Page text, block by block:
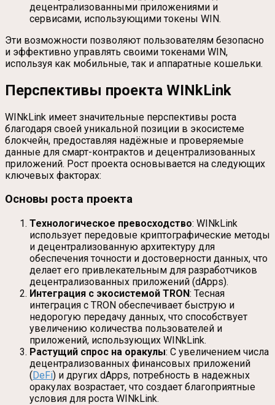
децентрализованными приложениями и
сервисами, использующими токены WIN.
Эти возможности позволяют пользователям безопасно
и эффективно управлять своими токенами WIN,
используя как мобильные, так и аппаратные кошельки.
Перспективы проекта WINkLink
WINkLink имеет значительные перспективы роста
благодаря своей уникальной позиции в экосистеме
блокчейн, предоставляя надёжные и проверяемые
данные для смарт-контрактов и децентрализованных
приложений. Рост проекта основывается на следующих
ключевых факторах:
Основы роста проекта
Технологическое превосходство: WINkLink
использует передовые криптографические методы
и децентрализованную архитектуру для
обеспечения точности и достоверности данных, что
делает его привлекательным для разработчиков
децентрализованных приложений (dApps).
Интеграция с экосистемой TRON: Тесная
интеграция с TRON обеспечивает быструю и
недорогую передачу данных, что способствует
увеличению количества пользователей и
приложений, использующих WINkLink.
Растущий спрос на оракулы: С увеличением числа
децентрализованных финансовых приложений
(DeFi) и других dApps, потребность в надежных
оракулах возрастает, что создает благоприятные
условия для роста WINkLink.